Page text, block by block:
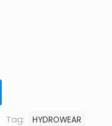
Tag: HYDROWEAR